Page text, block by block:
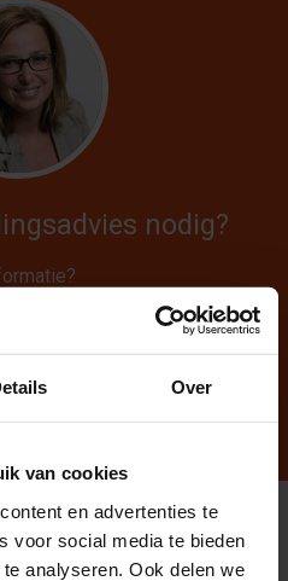
Over
van cookies
en advertenties te
voor social media te bieden
analyseren. Ook delen we
nodig?
met mij.